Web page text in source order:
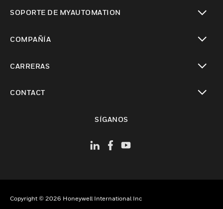
SOPORTE DE MYAUTOMATION
COMPAÑÍA
CARRERAS
CONTACT
SÍGANOS
Copyright © 2026 Honeywell International Inc